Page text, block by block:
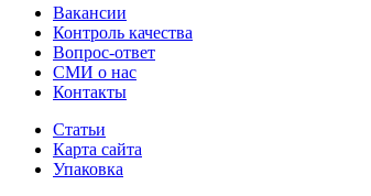
Вакансии
Контроль качества
Вопрос-ответ
СМИ о нас
Контакты
Статьи
Карта сайта
Упаковка